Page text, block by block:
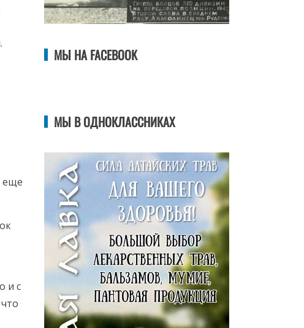
еще
и с
МЫ НА FACEBOOK
МЫ В ОДНОКЛАССНИКАХ